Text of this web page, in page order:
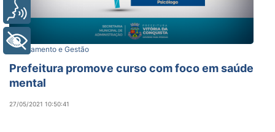
Planejamento e Gestão
Prefeitura promove curso com foco em saúde
mental
27/05/2021 10:50:41
+ Acessibilidade